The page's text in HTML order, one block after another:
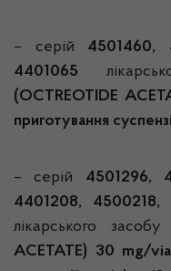
– серій 4501460,
4401065
(OCTREOTIDE A
приготування
– серій 4501296,
4401208,
лікарського засобу
ACETATE) 30 mg/